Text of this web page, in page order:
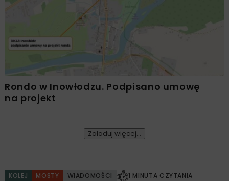
Rondo w Inowłodzu. Podpisano umowę
na projekt
Załaduj więcej...
KOLEJ MOSTY WIADOMOŚCI 1 MINUTA CZYTANIA